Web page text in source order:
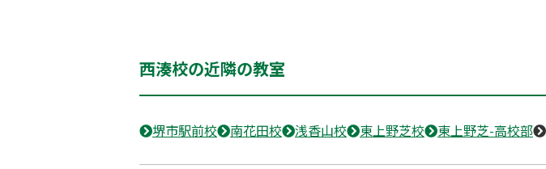
西湊校の近隣の教室
堺市駅前校 南花田校 浅香山校 東上野芝校 東上野芝-高校部